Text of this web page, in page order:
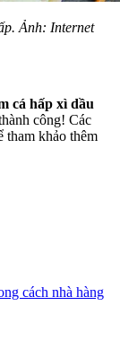
Ảnh: Internet
cá hấp xì dầu
công! Các
tham khảo thêm
cách nhà hàng